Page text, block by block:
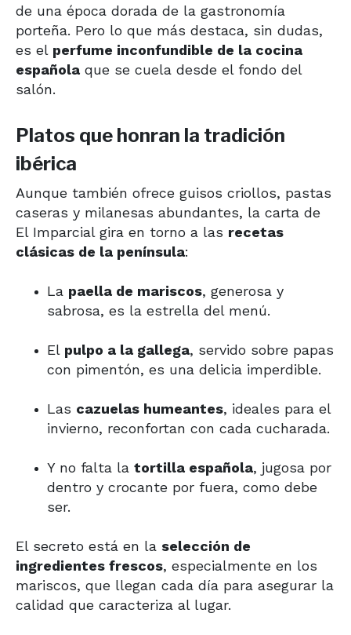
de una época dorada de la gastronomía
porteña. Pero lo que más destaca, sin dudas,
es el perfume inconfundible de la cocina
española que se cuela desde el fondo del
salón.
Platos que honran la tradición
ibérica
Aunque también ofrece guisos criollos, pastas
caseras y milanesas abundantes, la carta de
El Imparcial gira en torno a las recetas
clásicas de la península:
La paella de mariscos, generosa y
sabrosa, es la estrella del menú.
El pulpo a la gallega, servido sobre papas
con pimentón, es una delicia imperdible.
Las cazuelas humeantes, ideales para el
invierno, reconfortan con cada cucharada.
Y no falta la tortilla española, jugosa por
dentro y crocante por fuera, como debe
ser.
El secreto está en la selección de
ingredientes frescos, especialmente en los
mariscos, que llegan cada día para asegurar la
calidad que caracteriza al lugar.